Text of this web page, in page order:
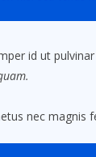
id ut
nec